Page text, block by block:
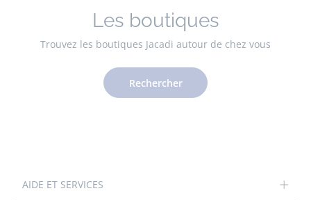
Les boutiques
Trouvez les boutiques Jacadi autour de chez vous
Rechercher
AIDE ET SERVICES